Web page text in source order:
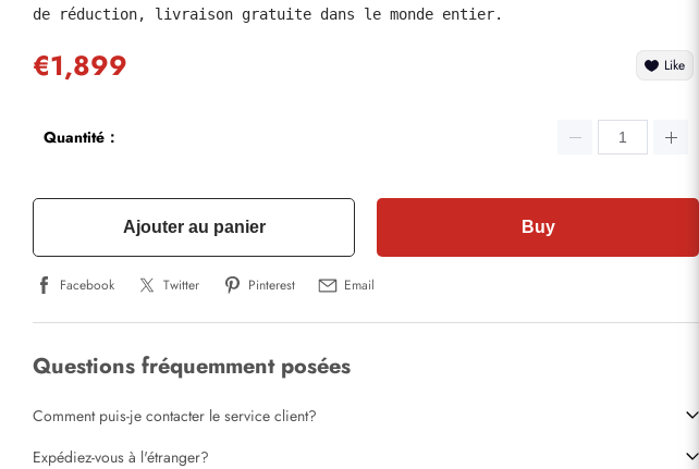
de réduction, livraison gratuite dans le monde entier.
€1,899 Like
Quantité：
Ajouter au panier Buy
Facebook Twitter Pinterest Email
Questions fréquemment posées
Comment puis-je contacter le service client?
Expédiez-vous à l'étranger?